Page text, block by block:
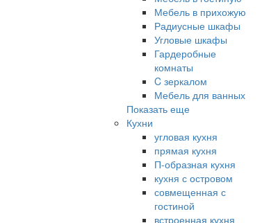
Мебель в прихожую
Радиусные шкафы
Угловые шкафы
Гардеробные
комнаты
C зеркалом
Мебель для ванных
Показать еще
Кухни
угловая кухня
прямая кухня
П-образная кухня
кухня с островом
совмещенная с
гостиной
встроенная кухня